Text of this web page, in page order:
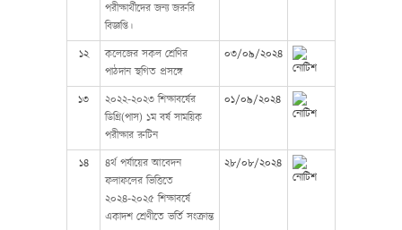
পরীক্ষার্থীদের জন্য জরুরি
বিজ্ঞপ্তি।
১২
কলেজের সকল শ্রেণির
পাঠদান স্থগিত প্রসঙ্গে
০৩/০৯/২০২৪
১৩
২০২২-২০২৩ শিক্ষাবর্ষের
ডিগ্রি(পাস) ১ম বর্ষ সাময়িক
পরীক্ষার রুটিন
০১/০৯/২০২৪
১৪
৪র্থ পর্যায়ের আবেদন
ফলাফলের ভিত্তিতে
২০২৪-২০২৫ শিক্ষাবর্ষে
একাদশ শ্রেণীতে ভর্তি সংক্রান্ত
২৮/০৮/২০২৪